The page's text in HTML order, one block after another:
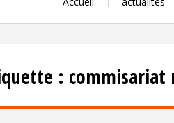
: commisariat